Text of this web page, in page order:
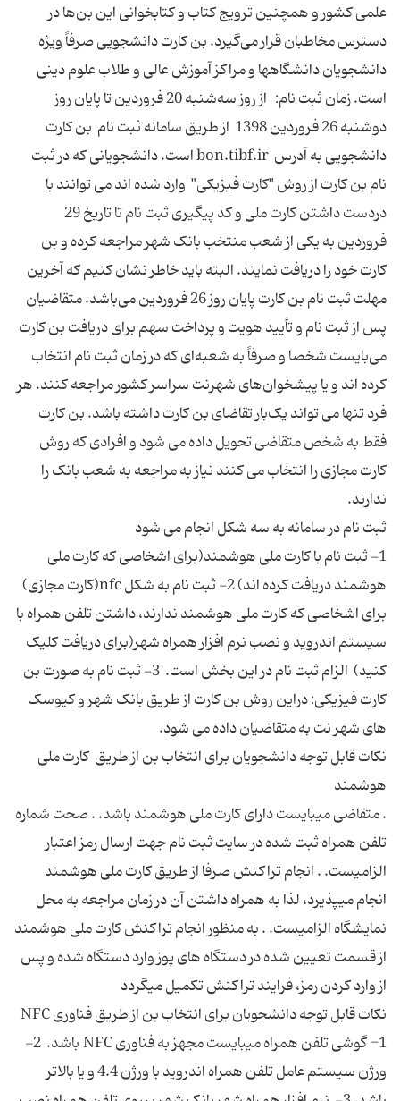
علمی کشور و همچنین ترویج کتاب و کتابخوانی این بن‌ها در
دسترس مخاطبان قرار می‌گیرد. بن کارت دانشجویی صرفاً ویژه
دانشجویان دانشگاهها و مراکز آموزش عالی و طلاب علوم دینی
است. زمان ثبت نام: از روز سه‌شنبه 20 فروردین تا پایان روز
دوشنبه 26 فروردین 1398 از طریق سامانه ثبت نام بن کارت
دانشجویی به آدرس bon.tibf.ir است. دانشجویانی که در ثبت
نام بن کارت از روش "کارت فیزیکی" وارد شده اند می توانند با
دردست داشتن کارت ملی و کد پیگیری ثبت نام تا تاریخ 29
فروردین به یکی از شعب منتخب بانک شهر مراجعه کرده و بن
کارت خود را دریافت نمایند. البته باید خاطر نشان کنیم که آخرین
مهلت ثبت نام بن کارت پایان روز 26 فروردین می‌باشد. متقاضیان
پس از ثبت نام و تأیید هویت و پرداخت سهم برای دریافت بن کارت
می‌بایست شخصا و صرفاً به شعبه‌ای که در زمان ثبت نام انتخاب
کرده اند و یا پیشخوان‌های شهرنت سراسر کشور مراجعه کنند. هر
فرد تنها می تواند یک‌بار تقاضای بن کارت داشته باشد. بن کارت
فقط به شخص متقاضی تحویل داده می شود و افرادی که روش
کارت مجازی را انتخاب می کنند نیاز به مراجعه به شعب بانک را
1- ثبت نام با کارت ملی هوشمند(برای اشخاصی که کارت ملی
هوشمند دریافت کرده اند) 2- ثبت نام به شکل nfc(کارت مجازی)
برای اشخاصی که کارت ملی هوشمند ندارند، داشتن تلفن همراه با
سیستم اندروید و نصب نرم افزار همراه شهر(برای دریافت کلیک
کنید) الزام ثبت نام در این بخش است. 3- ثبت نام به صورت بن
کارت فیزیکی: دراین روش بن کارت از طریق بانک شهر و کیوسک
نکات قابل توجه دانشجویان برای انتخاب بن از طریق کارت ملی
. متقاضی میبایست دارای کارت ملی هوشمند باشد. . صحت شماره
تلفن همراه ثبت شده در سایت ثبت نام جهت ارسال رمز اعتبار
الزامیست. . انجام تراکنش صرفا از طریق کارت ملی هوشمند
انجام میپذیرد، لذا به همراه داشتن آن در زمان مراجعه به محل
نمایشگاه الزامیست. . به منظور انجام تراکنش کارت ملی هوشمند
از قسمت تعیین شده در دستگاه های پوز وارد دستگاه شده و پس
1- گوشی تلفن همراه میبایست مجهز به فناوری NFC باشد. 2-
ورژن سیستم عامل تلفن همراه اندروید با ورژن 4.4 و یا بالاتر